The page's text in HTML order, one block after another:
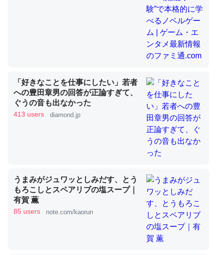
コオロギのカルシウム分はエビの600分の1程度。
─ニュース :: 【研究発表】昆虫学の大問題＝「昆虫はなぜ海にいな
論文では「淡水はカルシウムも酸素も不足してて両方に不
利だから両方が拮抗してるのでは」とあって面白い。海に
いる鋏角類（カブトガニ・ウミグモ）はカルシウムを使わ
ずキチンを強化してる筈だが、酵素が違うのか？
─ニュース :: 【研究発表】昆虫学の大問題＝「昆虫はなぜ海にいな
これを元に考えるとカルシウムを大量に使う脊椎動物と貝
類は苦労してるんだな…。腹足類だと殻を無くしてナメク
「好きなことを仕事にしたい」若者
への豊田章男の回答が正論すぎて、
ぐうの音も出なかった
413 users diamond.jp
うまみがジュワッとしみだす、とう
もろこしとスペアリブの塩スープ｜
有賀 薫
85 users note.com/kaorun